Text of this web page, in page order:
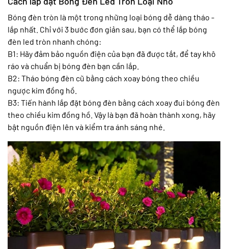
Bóng đèn tròn là một trong những loại bóng dễ dàng tháo -
lắp nhất. Chỉ với 3 bước đơn giản sau, bạn có thể lắp bóng
đèn led tròn nhanh chóng:
B1: Hãy đảm bảo nguồn điện của bạn đã được tắt, để tay khô
ráo và chuẩn bị bóng đèn bạn cần lắp.
B2: Tháo bóng đèn cũ bằng cách xoay bóng theo chiều
ngược kim đồng hồ.
B3: Tiến hành lắp đặt bóng đèn bằng cách xoay đui bóng đèn
theo chiều kim đồng hồ. Vậy là bạn đã hoàn thành xong, hãy
bật nguồn điện lên và kiểm tra ánh sáng nhé.